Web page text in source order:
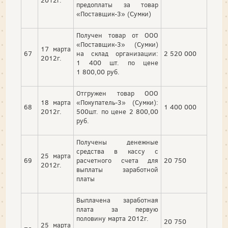
предоплаты за товар
«Поставщик-3» (Сумки)
67
17 марта
2012г.
Получен товар от ООО
«Поставщик-3» (Сумки)
на склад организации:
1 400 шт. по цене
1 800,00 руб.
2 520 000
68
18 марта
2012г.
Отгружен товар ООО
«Покупатель-3» (Сумки):
500шт. по цене 2 800,00
руб.
1 400 000
69
25 марта
2012г.
Получены денежные
средства в кассу с
расчетного счета для
выплаты заработной
платы
20 750
25 марта
Выплачена заработная
плата за первую
половину марта 2012г.
20 750